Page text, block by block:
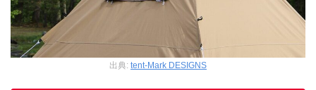
出典: tent-Mark DESIGNS